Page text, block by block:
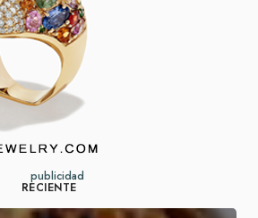
publicidad
RECIENTE